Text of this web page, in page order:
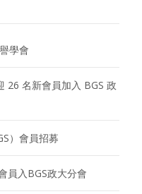
學會
26 名新會員加入 BGS 政
）會員招募
入BGS政大分會